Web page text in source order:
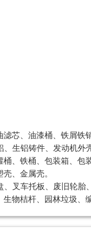
芯、油漆桶、铁屑铁
生铝铸件、发动机外
、铁桶、包装箱、包
壳、金属壳。
叉车托板、废旧轮胎、
物桔杆、园林垃圾、